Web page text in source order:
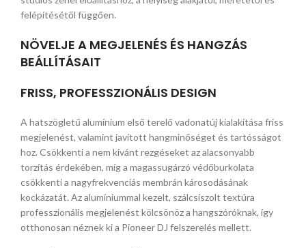
felépítésétől függően.
NÖVELJE A MEGJELENÉS ÉS HANGZÁS
BEÁLLÍTÁSAIT
FRISS, PROFESSZIONÁLIS DESIGN
A hatszögletű alumínium első terelő vadonatúj kialakítása friss
megjelenést, valamint javított hangminőséget és tartósságot
hoz. Csökkenti a nem kívánt rezgéseket az alacsonyabb
torzítás érdekében, míg a magassugárzó védőburkolata
csökkenti a nagyfrekvenciás membrán károsodásának
kockázatát. Az alumíniummal kezelt, szálcsiszolt textúra
professzionális megjelenést kölcsönöz a hangszóróknak, így
otthonosan néznek ki a Pioneer DJ felszerelés mellett.